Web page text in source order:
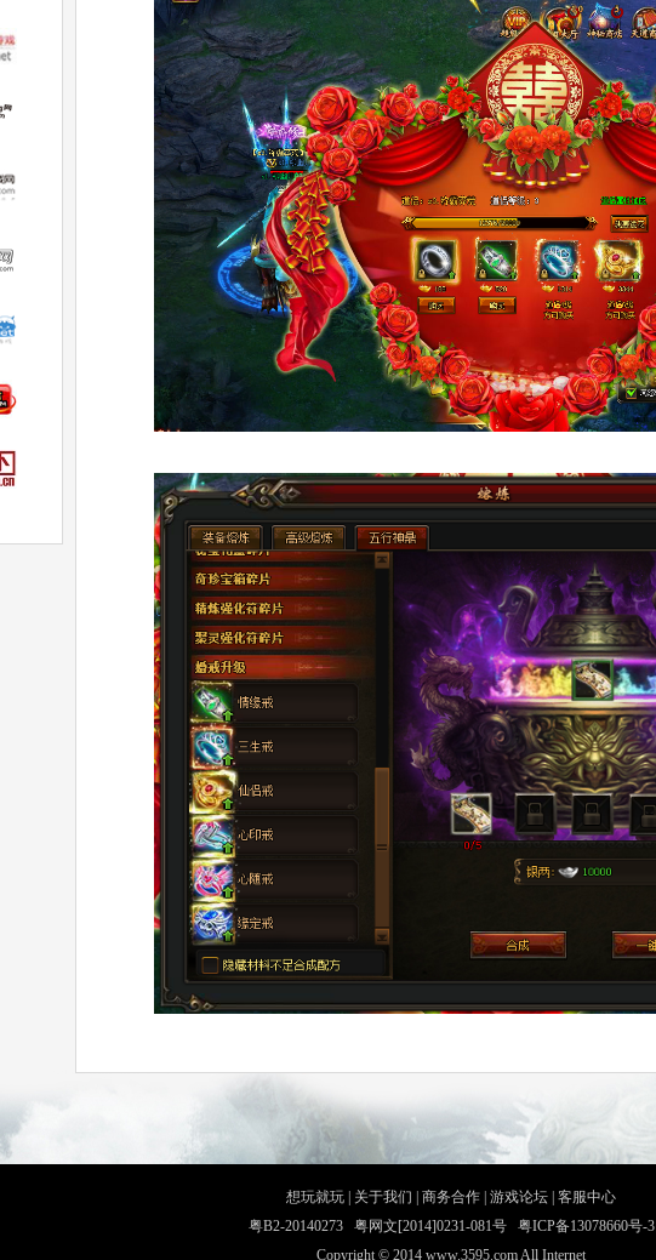
想玩就玩 关于我们 商务合作 游戏论坛 客服中心
粤B2-20140273 粤网文[2014]0231-081号 粤ICP备13078660号-3
Copyright © 2014 www.3595.com All Internet